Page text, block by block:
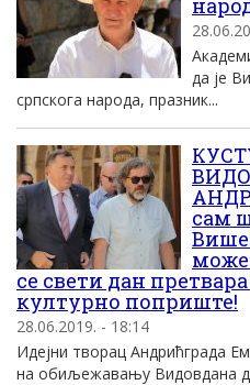
да је
српскога народа, празник...
сам
се свети дан
културно поприште!
28.06.2019. - 18:14
Идејни творац Андрићграда
на обиљежавању Видовдана